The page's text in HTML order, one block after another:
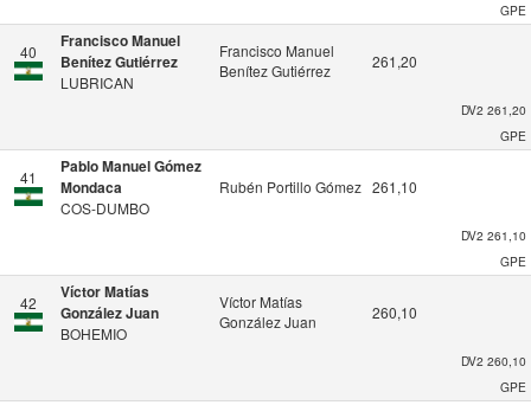
GPE
40
Francisco Manuel
Benítez Gutiérrez
LUBRICAN
Francisco Manuel
Benítez Gutiérrez
261,20
DV2 261,20
GPE
41
Pablo Manuel Gómez
Mondaca
COS-DUMBO
Rubén Portillo Gómez 261,10
DV2 261,10
GPE
42
Víctor Matías
González Juan
BOHEMIO
Víctor Matías
González Juan
260,10
DV2 260,10
GPE